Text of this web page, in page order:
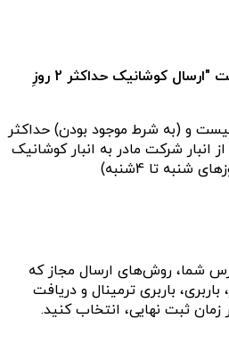
اگر برای کالا نوشته شده است "ارسال کوشانیک حداکثر 2 روزِ
نیست و (به شرط موجود بودن) حداکثر
از انبار شرکت مادر به انبار کوشانیک
شنبه تا 4شنبه)
شما، روش‌های ارسال مجاز که
باربری ترمینال و دریافت
ثبت نهایی، انتخاب کنید.